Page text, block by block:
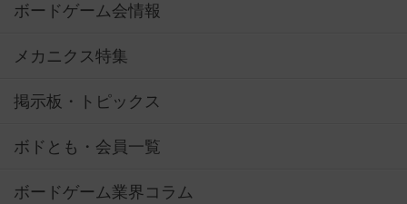
ボードゲーム会情報
メカニクス特集
掲示板・トピックス
ボドとも・会員一覧
ボードゲーム業界コラム